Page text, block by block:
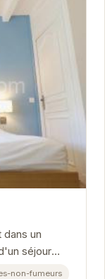
un
séjour
et bien...
non-fumeurs